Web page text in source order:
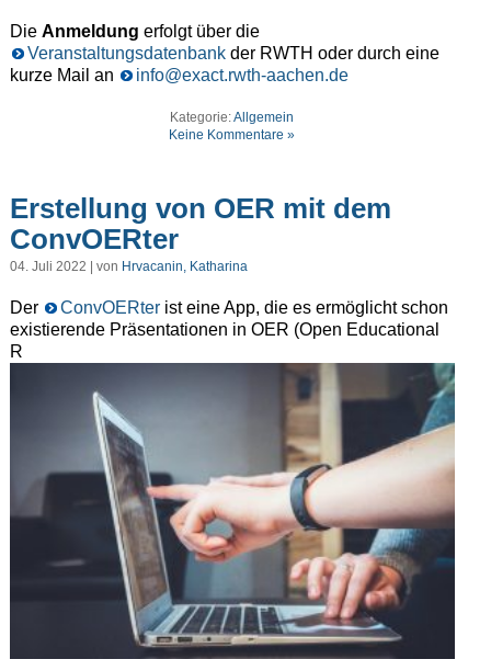
Die Anmeldung erfolgt über die
Veranstaltungsdatenbankder RWTH oder durch eine
kurze Mail an
info@exact.rwth-aachen.de
Kategorie:Allgemein
Keine Kommentare »
Erstellung von OER mit dem
ConvOERter
04. Juli 2022 | von Hrvacanin, Katharina
Der ConvOERterist eine App, die es ermöglicht schon
existierende Präsentationen in OER (Open Educational
R